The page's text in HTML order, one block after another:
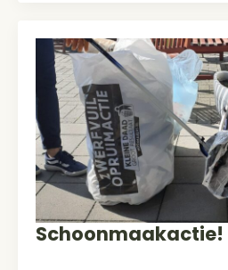
Schoonmaakactie!